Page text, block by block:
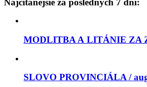
MODLITBA A LITÁNIE ZA
SLOVO PROVINCIÁLA /